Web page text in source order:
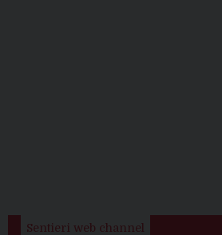
Sentieri web channel